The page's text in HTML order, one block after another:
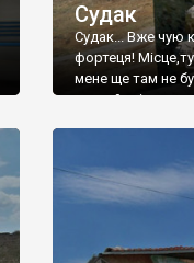
Судак
Судак... Вже чую
фортеця!
мене ще там не
принаймні до